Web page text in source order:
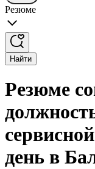
Резюме
Найти
Резюме
день в